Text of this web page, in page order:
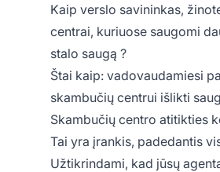
Kaip verslo savininkas,
centrai, kuriuose saugomi
stalo saugą ?
Štai kaip: vadovaudamiesi
skambučių centrui išlikti
Skambučių centro atitikties
Tai yra įrankis, padedantis
Užtikrindami, kad jūsų